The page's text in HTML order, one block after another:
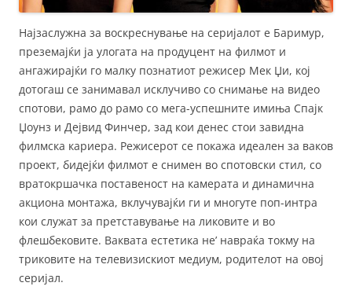
Најзаслужна за воскреснување на серијалот е Баримур,
преземајќи ја улогата на продуцент на филмот и
ангажирајќи го малку познатиот режисер Мек Џи, кој
дотогаш се занимавал исклучиво со снимање на видео
спотови, рамо до рамо со мега-успешните имиња Спајк
Џоунз и Дејвид Финчер, зад кои денес стои завидна
филмска кариера. Режисерот се покажа идеален за ваков
проект, бидејќи филмот е снимен во спотовски стил, со
вратокршачка поставеност на камерата и динамична
акциона монтажа, вклучувајќи ги и многуте поп-интра
кои служат за претставување на ликовите и во
флешбековите. Ваквата естетика не’ навраќа токму на
триковите на телевизискиот медиум, родителот на овој
серијал.